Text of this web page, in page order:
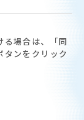
る場合は、「同
タンをクリック